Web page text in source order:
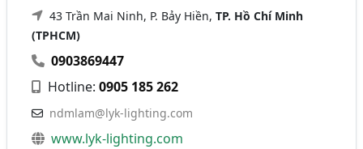
43 Trần Mai Ninh, P. Bảy Hiền,TP. Hồ Chí Minh
(TPHCM)
0903869447
Hotline:0905 185 262
ndmlam@lyk-lighting.com
www.lyk-lighting.com